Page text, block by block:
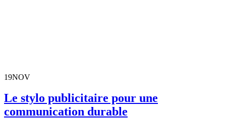
19NOV
Le stylo publicitaire pour une
communication durable